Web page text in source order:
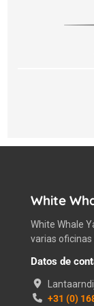
White
White Whale
varias oficinas
Datos de
+31 (0)